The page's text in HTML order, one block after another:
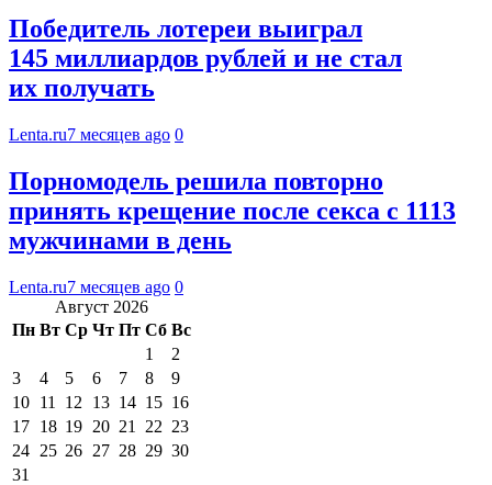
Победитель лотереи выиграл
145 миллиардов рублей и не стал
их получать
Lenta.ru7 месяцев ago 0
Порномодель решила повторно
принять крещение после секса с 1113
мужчинами в день
Lenta.ru7 месяцев ago 0
Август 2026
Пн Вт Ср Чт Пт Сб Вс
1
2
3
4 5 6 7 8
9
10 11 12 13 14 15 16
17 18 19 20 21 22 23
24 25 26 27 28 29 30
31